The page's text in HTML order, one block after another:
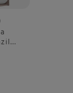
kolbowego